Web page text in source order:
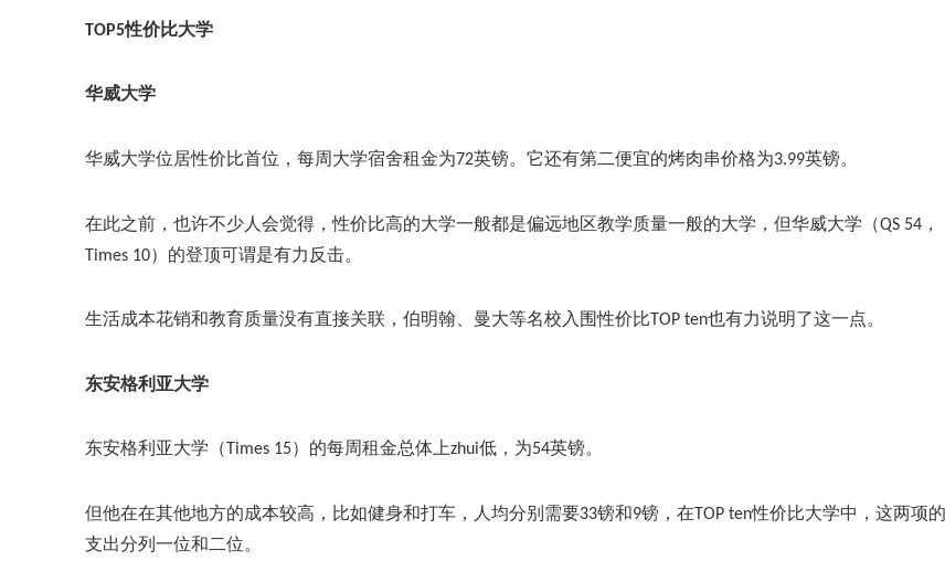
TOP5性价比大学
华威大学
华威大学位居性价比首位，每周大学宿舍租金为72英镑。它还有第二便宜的烤肉串价格为3.99英镑。
在此之前，也许不少人会觉得，性价比高的大学一般都是偏远地区教学质量一般的大学，但华威大学（QS 54，
Times 10）的登顶可谓是有力反击。
生活成本花销和教育质量没有直接关联，伯明翰、曼大等名校入围性价比 TOP ten也有力说明了这一点。
东安格利亚大学
东安格利亚大学（ Times 15）的每周租金总体上zhui低，为54英镑。
但他在在其他地方的成本较高，比如健身和打车，人均分别需要33镑和9镑，在TOP ten性价比大学中，这两项的
支出分列一位和二位。